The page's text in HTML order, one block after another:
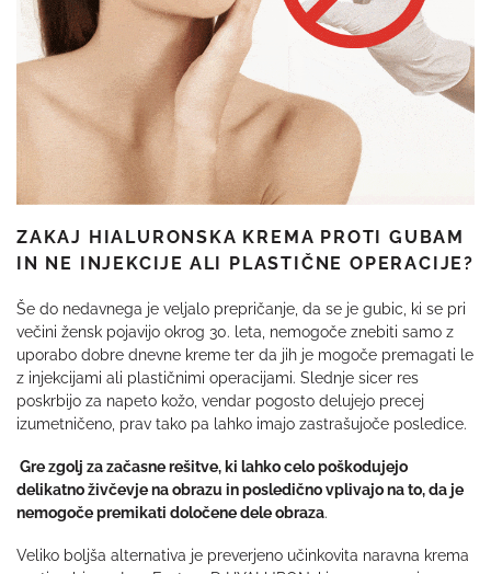
ZAKAJ HIALURONSKA KREMA PROTI GUBAM
IN NE INJEKCIJE ALI PLASTIČNE OPERACIJE?
Še do nedavnega je veljalo prepričanje, da se je gubic, ki se pri
večini žensk pojavijo okrog 30. leta, nemogoče znebiti samo z
uporabo dobre dnevne kreme ter da jih je mogoče premagati le
z injekcijami ali plastičnimi operacijami. Slednje sicer res
poskrbijo za napeto kožo, vendar pogosto delujejo precej
izumetničeno, prav tako pa lahko imajo zastrašujoče posledice.
Gre zgolj za začasne rešitve, ki lahko celo poškodujejo
delikatno živčevje na obrazu in posledično vplivajo na to, da je
nemogoče premikati določene dele obraza.
Veliko boljša alternativa je preverjeno učinkovita naravna krema